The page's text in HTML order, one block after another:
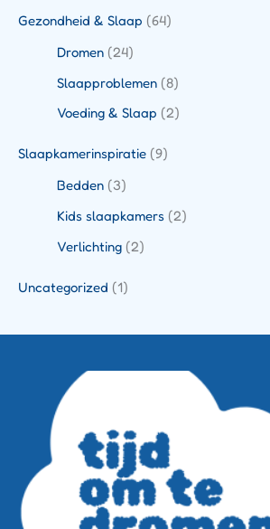
Gezondheid & Slaap (64)
Dromen(24)
Slaapproblemen(8)
Voeding & Slaap (2)
Slaapkamerinspiratie (9)
Bedden(3)
Kids slaapkamers(2)
Verlichting(2)
Uncategorized (1)